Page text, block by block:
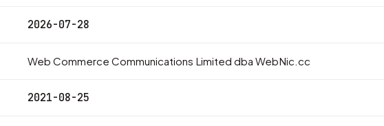
2026-07-28
Web Commerce Communications Limited dba WebNic.cc
2021-08-25